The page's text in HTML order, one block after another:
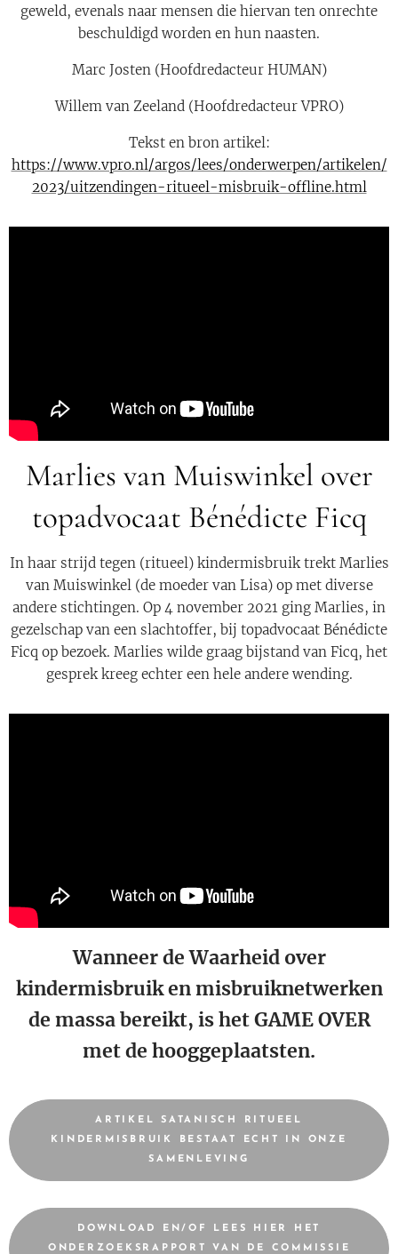
geweld, evenals naar mensen die hiervan ten onrechte
beschuldigd worden en hun naasten.
Marc Josten (Hoofdredacteur HUMAN)
Willem van Zeeland (Hoofdredacteur VPRO)
Tekst en bron artikel:
https://www.vpro.nl/argos/lees/onderwerpen/artikelen/
2023/uitzendingen-ritueel-misbruik-offline.html
Marlies van Muiswinkel over
topadvocaat Bénédicte Ficq
In haar strijd tegen (ritueel) kindermisbruik trekt Marlies
van Muiswinkel (de moeder van Lisa) op met diverse
andere stichtingen. Op 4 november 2021 ging Marlies, in
gezelschap van een slachtoffer, bij topadvocaat Bénédicte
Ficq op bezoek. Marlies wilde graag bijstand van Ficq, het
gesprek kreeg echter een hele andere wending.
Wanneer de Waarheid over
kindermisbruik en misbruiknetwerken
de massa bereikt, is het GAME OVER
met de hooggeplaatsten.
ARTIKEL SATANISCH RITUEEL
KINDERMISBRUIK BESTAAT ECHT IN ONZE
SAMENLEVING
DOWNLOAD EN/OF LEES HIER HET
ONDERZOEKSRAPPORT VAN DE COMMISSIE